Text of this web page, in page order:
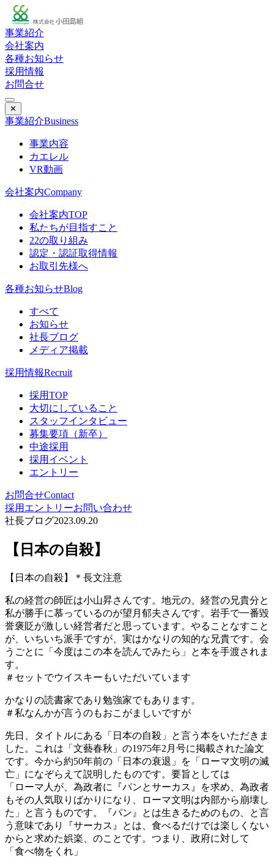
事業紹介
会社案内
各種お知らせ
採用情報
お問合せ
✕
事業紹介Business
事業内容
カエレル
VR動画
会社案内Company
会社案内TOP
私たちが目指すこと
22の取り組み
認定・認証取得情報
お取引先様へ
各種お知らせBlog
すべて
お知らせ
社長ブログ
メディア掲載
採用情報Recruit
採用TOP
大切にしていること
スタッフインタビュー
募集要項（新卒）
中途採用
採用イベント
エントリー
お問合せContact
採用エントリーお問い合わせ
社長ブログ2023.09.20
【日本の自殺】
【日本の自殺】＊長文注意
私の経営の師匠は小山昇さんです。地元の、経営の兄貴分と
私が勝手に慕っているのが望月郁夫さんです。岩手で一番毀
誉褒貶が激しい経営者だと思っています。やることなすこと
が、いちいち派手ですが、実はかなりの知的な兄貴です。会
うごとに「今度はこの本を読んでみたら」と本を手渡されま
す。
＃セットでウイスキーもいただいています
かなりの読書家であり勉強家でもあります。
＃私なんかが言うのもおこがましいですが
先日、タイトルにある「日本の自殺」と言う本をいただきま
した。これは「文藝春秋」の1975年2月号に掲載された論文
です。今から約50年前の「日本の衰退」を「ローマ文明の滅
亡」になぞらえて説明したものです。要旨としては
「ローマ人が、為政者に『パンとサーカス』を求め、為政者
もその人気取りばかりになり、ローマ文明は内部から崩壊し
た」と言うものです。『パン』とは生きるためのもの、と言
う意味であり『サーカス』とは、食べるだけでは楽しくない
からと求めた娯楽、のことです。つまり、政府に対して
「食べ物をくれ」